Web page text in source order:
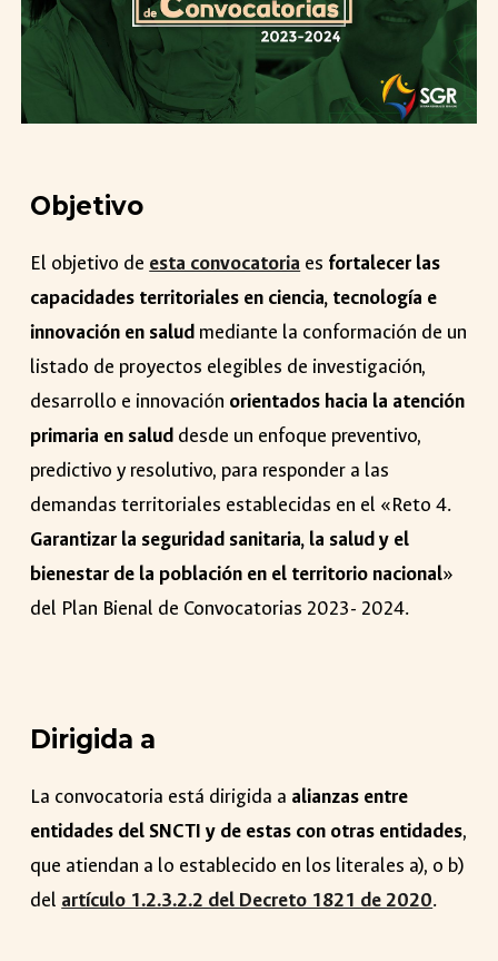
Objetivo
El objetivo de esta convocatoria es fortalecer las
capacidades territoriales en ciencia, tecnología e
innovación en salud mediante la conformación de un
listado de proyectos elegibles de investigación,
desarrollo e innovación orientados hacia la atención
primaria en salud desde un enfoque preventivo,
predictivo y resolutivo, para responder a las
demandas territoriales establecidas en el «Reto 4.
Garantizar la seguridad sanitaria, la salud y el
bienestar de la población en el territorio nacional»
del Plan Bienal de Convocatorias 2023- 2024.
Dirigida a
La convocatoria está dirigida a alianzas entre
entidades del SNCTIy de estas con otras entidades,
que atiendan a lo establecido en los literales a), o b)
del artículo 1.2.3.2.2 del Decreto 1821 de 2020.